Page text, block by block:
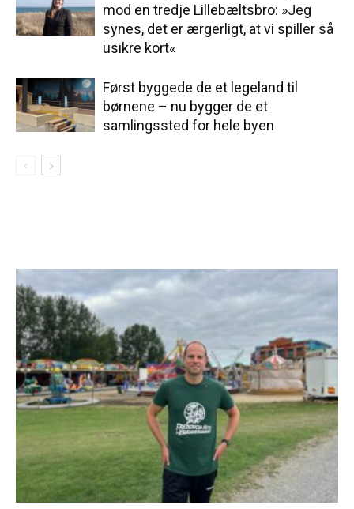
mod en tredje Lillebæltsbro: »Jeg
synes, det er ærgerligt, at vi spiller så
usikre kort«
Først byggede de et legeland til
børnene – nu bygger de et
samlingssted for hele byen